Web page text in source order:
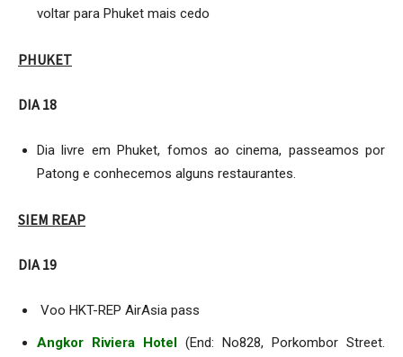
voltar para Phuket mais cedo
PHUKET
DIA 18
Dia livre em Phuket, fomos ao cinema, passeamos por
Patong e conhecemos alguns restaurantes.
SIEM REAP
DIA 19
Voo HKT-REP AirAsia pass
Angkor Riviera Hotel
(End: No828, Porkombor Street.